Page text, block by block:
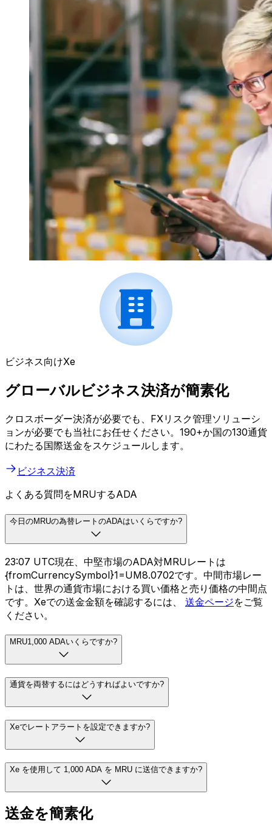
ビジネス向けXe
グローバルビジネス決済が簡素化
クロスボーダー決済が必要でも、FXリスク管理ソリューシ
ョンが必要でも当社にお任せください。190+か国の130通貨
にわたる国際送金をスケジュールします。
ビジネス決済
よくある質問をMRUするADA
今日のMRUの為替レートのADAはいくらですか?
23:07 UTC現在、中堅市場のADA対MRUレートは
{fromCurrencySymbol}1=UM8.0702です。中間市場レー
トは、世界の通貨市場における買い価格と売り価格の中間点
です。Xeでの送金金額を確認するには、 送金ページをご覧
ください。
MRU1,000 ADAいくらですか?
通貨を両替するにはどうすればよいですか?
Xeでレートアラートを設定できますか?
Xe を使用して 1,000 ADA を MRU に送信できますか?
送金を簡素化